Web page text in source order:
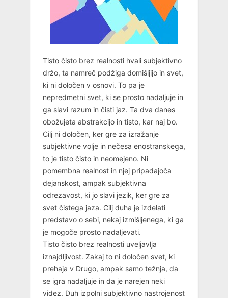
Tisto čisto brez realnosti hvali subjektivno
držo, ta namreč podžiga domišljijo in svet,
ki ni določen v osnovi. To pa je
nepredmetni svet, ki se prosto nadaljuje in
ga slavi razum in čisti jaz. Ta dva danes
obožujeta abstrakcijo in tisto, kar naj bo.
Cilj ni določen, ker gre za izražanje
subjektivne volje in nečesa enostranskega,
to je tisto čisto in neomejeno. Ni
pomembna realnost in njej pripadajoča
dejanskost, ampak subjektivna
odrezavost, ki jo slavi jezik, ker gre za
svet čistega jaza. Cilj duha je izdelati
predstavo o sebi, nekaj izmišljenega, ki ga
je mogoče prosto nadaljevati.
Tisto čisto brez realnosti uveljavlja
iznajdljivost. Zakaj to ni določen svet, ki
prehaja v Drugo, ampak samo težnja, da
se igra nadaljuje in da je narejen neki
videz. Duh izpolni subjektivno nastrojenost